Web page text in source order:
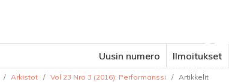
VENÄJÄN JA
Uusin numero Ilmoitukset
/ Arkistot / Vol 23 Nro 3 (2016): Performanssi / Artikkelit